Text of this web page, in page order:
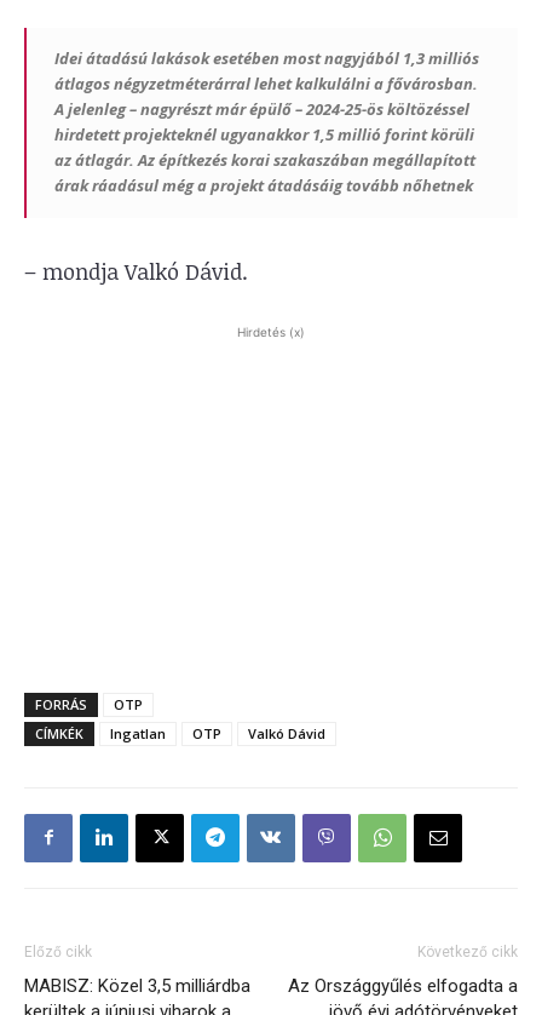
Idei átadású lakások esetében most nagyjából 1,3 milliós
átlagos négyzetméterárral lehet kalkulálni a fővárosban.
A jelenleg – nagyrészt már épülő – 2024-25-ös költözéssel
hirdetett projekteknél ugyanakkor 1,5 millió forint körüli
az átlagár. Az építkezés korai szakaszában megállapított
árak ráadásul még a projekt átadásáig tovább nőhetnek
– mondja Valkó Dávid.
Hirdetés (x)
FORRÁS
OTP
CÍMKÉK
Ingatlan OTP Valkó Dávid
Előző cikk
MABISZ: Közel 3,5 milliárdba
Következő cikk
Az Országgyűlés elfogadta a